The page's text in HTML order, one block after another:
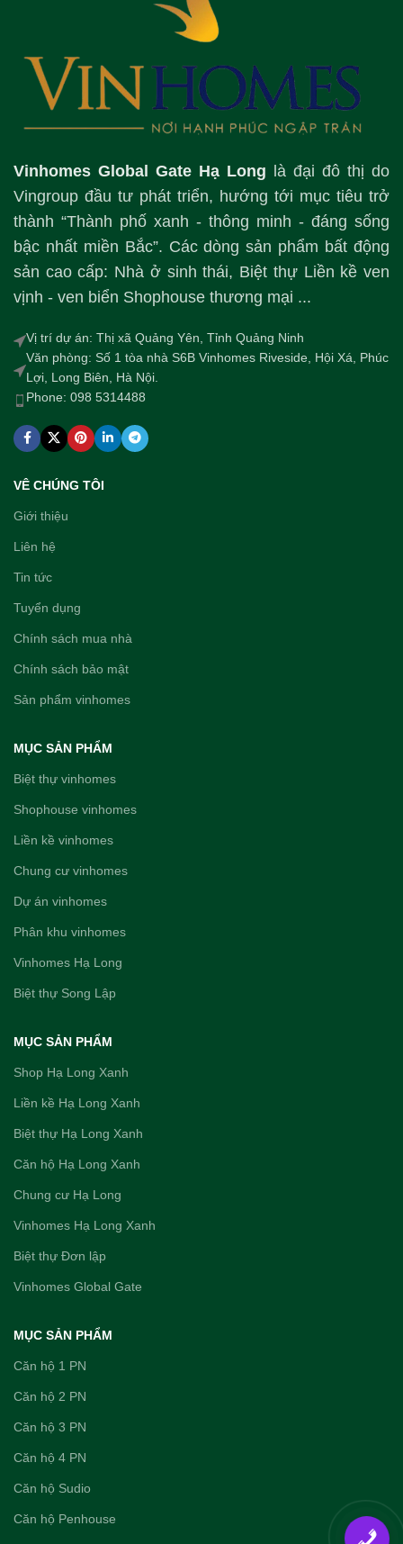
Vinhomes Global Gate Hạ Long là đại đô thị do
Vingroup đầu tư phát triển, hướng tới mục tiêu trở
thành “Thành phố xanh - thông minh - đáng sống
bậc nhất miền Bắc”. Các dòng sản phẩm bất động
sản cao cấp: Nhà ở sinh thái, Biệt thự Liền kề ven
vịnh - ven biển Shophouse thương mại ...
Vị trí dự án: Thị xã Quảng Yên, Tỉnh Quảng Ninh
Văn phòng: Số 1 tòa nhà S6B Vinhomes Riveside, Hội Xá, Phúc
Lợi, Long Biên, Hà Nội.
Phone: 098 5314488
VÊ CHÚNG TÔI
Giới thiệu
Liên hệ
Tin tức
Tuyển dụng
Chính sách mua nhà
Chính sách bảo mật
Sản phẩm vinhomes
MỤC SẢN PHẨM
Biệt thự vinhomes
Shophouse vinhomes
Liền kề vinhomes
Chung cư vinhomes
Dự án vinhomes
Phân khu vinhomes
Vinhomes Hạ Long
Biệt thự Song Lập
MỤC SẢN PHẨM
Shop Hạ Long Xanh
Liền kề Hạ Long Xanh
Biệt thự Hạ Long Xanh
Căn hộ Hạ Long Xanh
Chung cư Hạ Long
Vinhomes Hạ Long Xanh
Biệt thự Đơn lập
Vinhomes Global Gate
MỤC SẢN PHẨM
Căn hộ 1 PN
Căn hộ 2 PN
Căn hộ 3 PN
Căn hộ 4 PN
Căn hộ Sudio
Căn hộ Penhouse